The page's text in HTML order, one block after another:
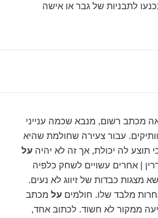
לתבניות של גבר או אישה
מכתב רשום, מנבא שכמה ענייני
עבור צעירה שחולמת שהיא
תוצע לה יכולת, אך זה לא יהיהעל
| אחרים עשויים לשחק כלפיה
מצגות כבדות של זיווג לא נעים.
מלבד שלו. חולמיםעל מכתב
ממקור לא חשוד. לכתוב אחד,